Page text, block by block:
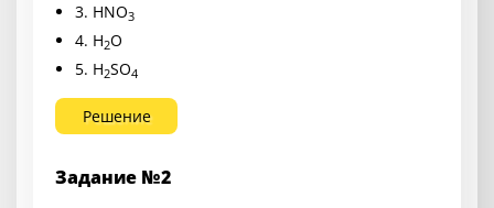
3. HNO3
4. H2O
5. H2SO4
Решение
Задание №2